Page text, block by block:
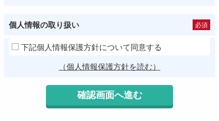
個人情報の取り扱い 必須
下記個人情報保護方針について同意する
（個人情報保護方針を読む）